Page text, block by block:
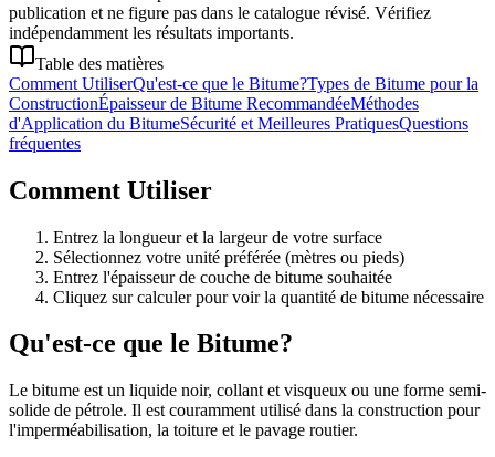
publication et ne figure pas dans le catalogue révisé. Vérifiez
indépendamment les résultats importants.
Table des matières
Comment UtiliserQu'est-ce que le Bitume?Types de Bitume pour la
ConstructionÉpaisseur de Bitume RecommandéeMéthodes
d'Application du BitumeSécurité et Meilleures PratiquesQuestions
fréquentes
Comment Utiliser
Entrez la longueur et la largeur de votre surface
Sélectionnez votre unité préférée (mètres ou pieds)
Entrez l'épaisseur de couche de bitume souhaitée
Cliquez sur calculer pour voir la quantité de bitume nécessaire
Qu'est-ce que le Bitume?
Le bitume est un liquide noir, collant et visqueux ou une forme semi-
solide de pétrole. Il est couramment utilisé dans la construction pour
l'imperméabilisation, la toiture et le pavage routier.